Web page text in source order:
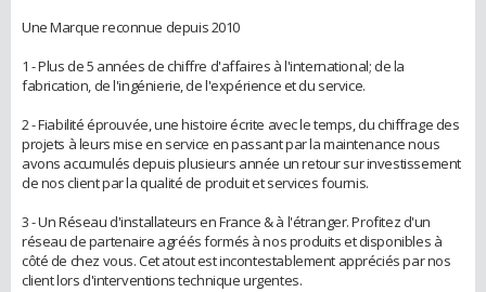
Une Marque reconnue depuis 2010
1 - Plus de 5 années de chiffre d'affaires à l'international; de la
fabrication, de l'ingénierie, de l'expérience et du service.
2 - Fiabilité éprouvée, une histoire écrite avec le temps, du chiffrage des
projets à leurs mise en service en passant par la maintenance nous
avons accumulés depuis plusieurs année un retour sur investissement
de nos client par la qualité de produit et services fournis.
3 - Un Réseau d'installateurs en France & à l'étranger. Profitez d'un
réseau de partenaire agréés formés à nos produits et disponibles à
côté de chez vous. Cet atout est incontestablement appréciés par nos
client lors d'interventions technique urgentes.